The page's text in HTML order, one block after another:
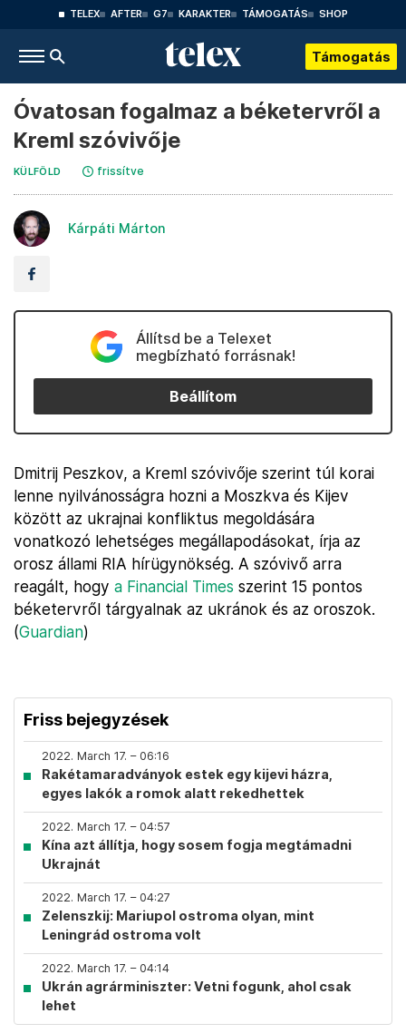
TELEX AFTER G7 KARAKTER TÁMOGATÁS SHOP
Támogatás
Óvatosan fogalmaz a béketervről a
Kreml szóvivője
KÜLFÖLD frissítve
Kárpáti Márton
Állítsd be a Telexet
megbízható forrásnak!
Beállítom
Dmitrij Peszkov, a Kreml szóvivője szerint túl korai
lenne nyilvánosságra hozni a Moszkva és Kijev
között az ukrajnai konfliktus megoldására
vonatkozó lehetséges megállapodásokat, írja az
orosz állami RIA hírügynökség. A szóvivő arra
reagált, hogy a Financial Times szerint 15 pontos
béketervről tárgyalnak az ukránok és az oroszok.
(Guardian)
Friss bejegyzések
2022. March 17. – 06:16
Rakétamaradványok estek egy kijevi házra,
egyes lakók a romok alatt rekedhettek
2022. March 17. – 04:57
Kína azt állítja, hogy sosem fogja megtámadni
Ukrajnát
2022. March 17. – 04:27
Zelenszkij: Mariupol ostroma olyan, mint
Leningrád ostroma volt
2022. March 17. – 04:14
Ukrán agrárminiszter: Vetni fogunk, ahol csak
lehet